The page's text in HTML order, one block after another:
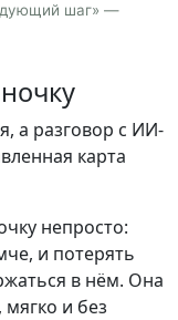
шаг» —
а разговор с ИИ-
карта
непросто:
и потерять
в нём. Она
мягко и без